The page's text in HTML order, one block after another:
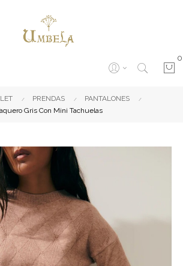
0
PRENDAS
PANTALONES
Gris Con Mini Tachuelas